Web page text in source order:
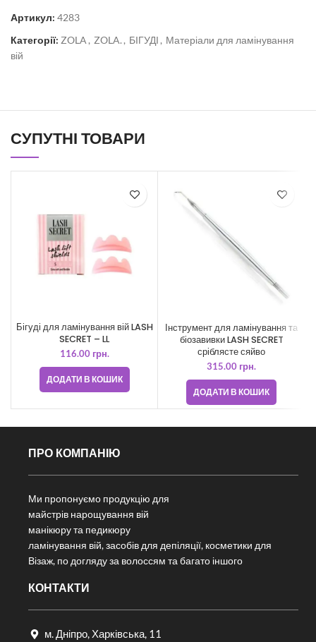
Артикул: 4283
Категорії: ZOLA , ZOLA. , БІГУДІ , Матеріали для ламінування
вій
СУПУТНІ ТОВАРИ
Бігуді для ламінування вій LASH
SECRET – LL
116.00 грн.
ДОДАТИ В КОШИК
Інструмент для ламінування та
біозавивки LASH SECRET
сріблясте сяйво
315.00 грн.
ДОДАТИ В КОШИК
ПРО КОМПАНІЮ
Ми пропонуємо продукцію для
майстрів нарощування вій
манікюру та педикюру
ламінування вій, засобів для депіляції, косметики для
Візаж, по догляду за волоссям та багато іншого
КОНТАКТИ
м. Дніпро, Харківська, 11